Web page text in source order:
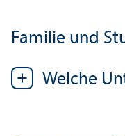
Familie und
Welche